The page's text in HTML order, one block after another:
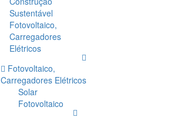
Sustentável
Fotovoltaico,
Carregadores
Elétricos
Fotovoltaico,
Carregadores Elétricos
Solar
Fotovoltaico